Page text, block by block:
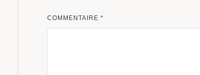
COMMENTAIRE *